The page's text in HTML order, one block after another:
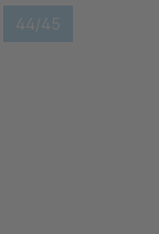
44/45